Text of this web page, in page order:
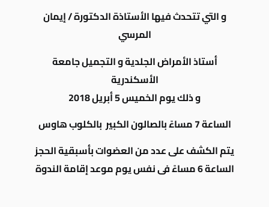
و التي تتحدث فيها الأستاذة الدكتورة / إيمان
المرسي
أستاذ الأمراض الجلدية و التجميل جامعة
الأسكندرية
و ذلك يوم الخميس 5 أبريل 2018
الساعة 7 مساءً بالصالون الكبير بالكلوب هاوس
يتم الكشف على عدد من العضوات بأسبقية الحجز
الساعة 6 مساءً فى نفس يوم موعد إقامة الندوة